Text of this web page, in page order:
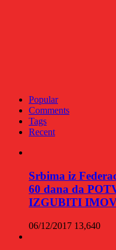
Popular
Comments
Tags
Recent
Srbima iz
60 dana da
IZGUBITI
06/12/2017 13,640